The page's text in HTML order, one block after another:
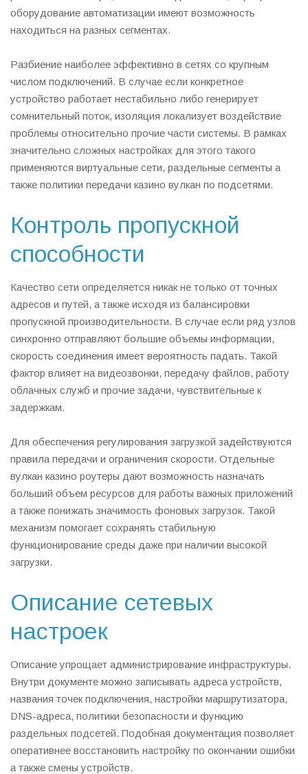
оборудование автоматизации имеют возможность
находиться на разных сегментах.
Разбиение наиболее эффективно в сетях со крупным
числом подключений. В случае если конкретное
устройство работает нестабильно либо генерирует
сомнительный поток, изоляция локализует воздействие
проблемы относительно прочие части системы. В рамках
значительно сложных настройках для этого такого
применяются виртуальные сети, раздельные сегменты а
также политики передачи казино вулкан по подсетями.
Контроль пропускной
способности
Качество сети определяется никак не только от точных
адресов и путей, а также исходя из балансировки
пропускной производительности. В случае если ряд узлов
синхронно отправляют большие объемы информации,
скорость соединения имеет вероятность падать. Такой
фактор влияет на видеозвонки, передачу файлов, работу
облачных служб и прочие задачи, чувствительные к
задержкам.
Для обеспечения регулирования загрузкой задействуются
правила передачи и ограничения скорости. Отдельные
вулкан казино роутеры дают возможность назначать
больший объем ресурсов для работы важных приложений
а также понижать значимость фоновых загрузок. Такой
механизм помогает сохранять стабильную
функционирование среды даже при наличии высокой
загрузки.
Описание сетевых
настроек
Описание упрощает администрирование инфраструктуры.
Внутри документе можно записывать адреса устройств,
названия точек подключения, настройки маршрутизатора,
DNS-адреса, политики безопасности и функцию
раздельных подсетей. Подобная документация позволяет
оперативнее восстановить настройку по окончании ошибки
а также смены устройств.